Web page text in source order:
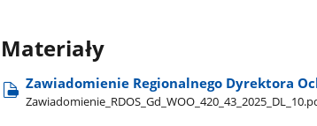
Materiały
Zawiadomienie Regionalnego Dyrektora